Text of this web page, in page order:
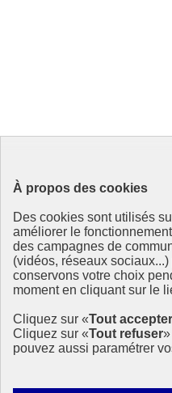
À propos des cookies
Des cookies sont utilisés
améliorer le
des campagnes de
(vidéos, réseaux
conservons votre choix
moment en cliquant sur le
Cliquez sur «Tout accepter
Cliquez sur «Tout refuser
pouvez aussi paramétrer